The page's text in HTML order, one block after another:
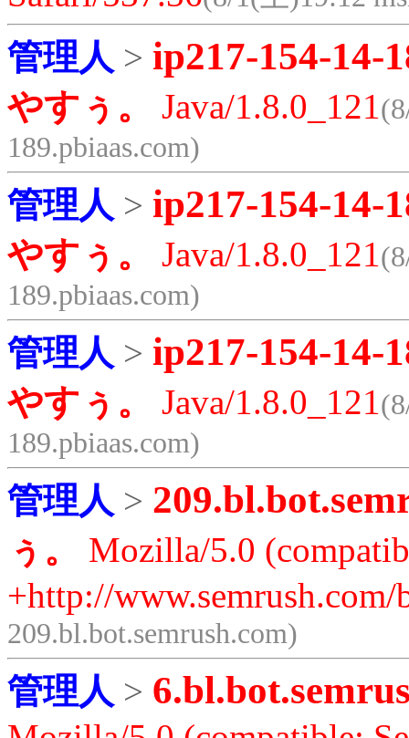
管理人 > ip217-154-14-
やすぅ。 Java/1.8.0_121
189.pbiaas.com)
管理人 > ip217-154-14-
やすぅ。 Java/1.8.0_121
189.pbiaas.com)
管理人 > ip217-154-14-
やすぅ。 Java/1.8.0_121
189.pbiaas.com)
管理人 >
ぅ。
Mozilla/5.0
+http://
209.bl.bot.semrush.com)
管理人 >